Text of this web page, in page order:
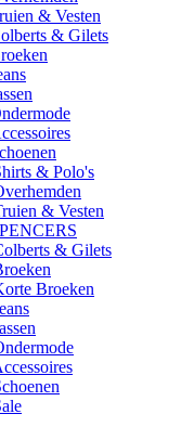
& Vesten
& Gilets
& Polo's
& Vesten
& Gilets
Broeken